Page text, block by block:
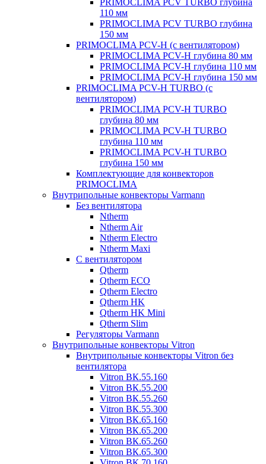
PRIMOCLIMA PCV TURBO глубина
110 мм
PRIMOCLIMA PCV TURBO глубина
150 мм
PRIMOCLIMA PCV-H (c вентилятором)
PRIMOCLIMA PCV-H глубина 80 мм
PRIMOCLIMA PCV-H глубина 110 мм
PRIMOCLIMA PCV-H глубина 150 мм
PRIMOCLIMA PCV-H TURBO (c
вентилятором)
PRIMOCLIMA PCV-H TURBO
глубина 80 мм
PRIMOCLIMA PCV-H TURBO
глубина 110 мм
PRIMOCLIMA PCV-H TURBO
глубина 150 мм
Комплектующие для конвекторов
PRIMOCLIMA
Внутрипольные конвекторы Varmann
Без вентилятора
Ntherm
Ntherm Air
Ntherm Electro
Ntherm Maxi
С вентилятором
Qtherm
Qtherm ECO
Qtherm Electro
Qtherm HK
Qtherm HK Mini
Qtherm Slim
Регуляторы Varmann
Внутрипольные конвекторы Vitron
Внутрипольные конвекторы Vitron без
вентилятора
Vitron ВК.55.160
Vitron ВК.55.200
Vitron ВК.55.260
Vitron ВК.55.300
Vitron ВК.65.160
Vitron ВК.65.200
Vitron ВК.65.260
Vitron ВК.65.300